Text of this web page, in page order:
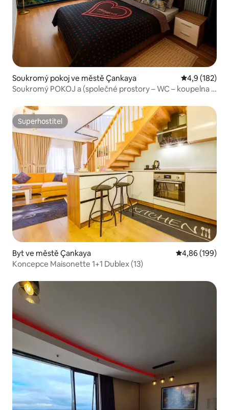
Soukromý pokoj ve městě Çankaya Průměrné
4,9 (182)
Soukromý POKOJ a (společné prostory – WC – koupelna –
Superhostitel
Superhostitel
Byt ve městě Çankaya Průměrné
4,86 (199)
Koncepce Maisonette 1+1 Dublex (13)